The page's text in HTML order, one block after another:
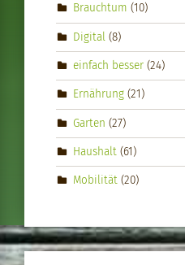
Brauchtum (10)
Digital (8)
einfach besser(24)
Ernährung(21)
Garten (27)
Haushalt(61)
Mobilität(20)